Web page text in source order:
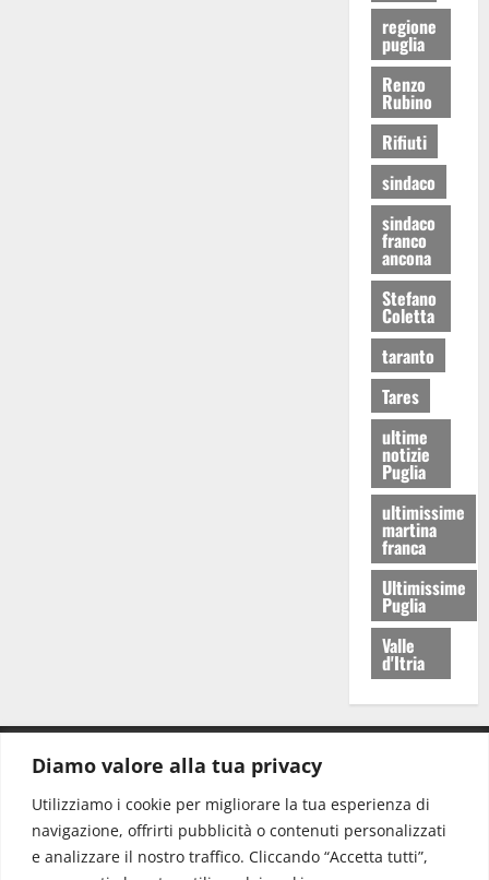
Diamo valore alla tua privacy
Utilizziamo i cookie per migliorare la tua esperienza di
navigazione, offrirti pubblicità o contenuti personalizzati
e analizzare il nostro traffico. Cliccando “Accetta tutti”,
regione
puglia
Renzo
Rubino
Rifiuti
sindaco
sindaco
franco
ancona
Stefano
Coletta
taranto
Tares
ultime
notizie
Puglia
ultimissime
martina
franca
Ultimissime
Puglia
Valle
d'Itria
Redazione: redazione@www.martinasera.it
Direttore:direttore@www.martinasera.it